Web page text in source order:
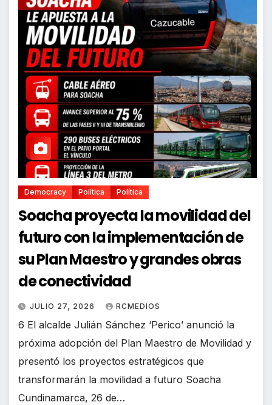
Democracy Política Política
Soacha proyecta la movilidad del
futuro con la implementación de
su Plan Maestro y grandes obras
de conectividad
JULIO 27, 2026 RCMEDIOS
6 El alcalde Julián Sánchez ‘Perico’ anunció la
próxima adopción del Plan Maestro de Movilidad y
presentó los proyectos estratégicos que
transformarán la movilidad a futuro Soacha
Cundinamarca, 26 de…